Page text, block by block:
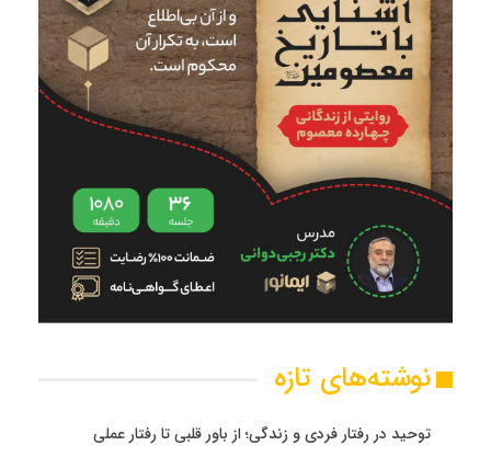
نوشته‌های تازه
توحید در رفتار فردی و زندگی؛ از باور قلبی تا رفتار عملی